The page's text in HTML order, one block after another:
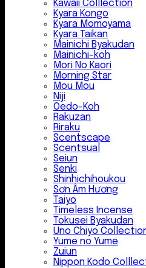
Kawaii Colllection
Kyara Kongo
Kyara Momoyama
Kyara Taikan
Mainichi Byakudan
Mainichi-koh
Mori No Kaori
Morning Star
Mou Mou
Niji
Oedo-Koh
Rakuzan
Riraku
Scentscape
Scentsual
Seiun
Senki
Shinhichihoukou
Sơn Âm Hương
Taiyo
Timeless Incense
Tokusei Byakudan
Uno Chiyo
Yume no Yume
Zuiun
Nippon Kodo